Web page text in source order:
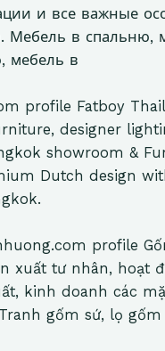
и все важные
Мебель в спальню,
мебель в
profile Fatboy
designer
showroom &
Dutch design
profile
xuất tư nhân, hoạt
kinh doanh các
gốm sứ, lọ gốm